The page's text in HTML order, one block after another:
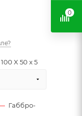
100 X 50 x 5
Габбро-
0